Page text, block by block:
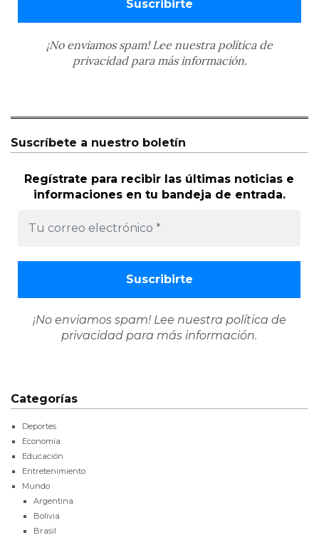
¡No enviamos spam! Lee nuestra política de
privacidadpara más información.
Suscríbete a nuestro boletín
Regístrate para recibir las últimas noticias e
informaciones en tu bandeja de entrada.
¡No enviamos spam! Lee nuestra política de
privacidad para más información.
Categorías
Deportes
Economía
Educación
Entretenimiento
Mundo
Argentina
Bolivia
Brasil